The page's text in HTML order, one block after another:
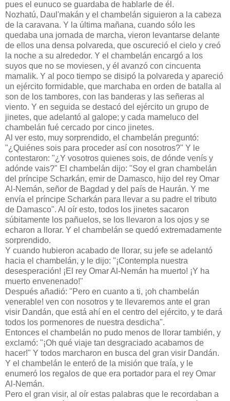
pues el eunuco se guardaba de hablarle de él.
Nozhatú, Daul'makán y el chambelán siguieron a la cabeza
de la caravana. Y la última mañana, cuando sólo les
quedaba una jornada de marcha, vieron levantarse delante
de ellos una densa polvareda, que oscureció el cielo y creó
la noche a su alrededor. Y el chambelán encargó a los
suyos que no se moviesen, y él avanzó con cincuenta
mamalik. Y al poco tiempo se disipó la polvareda y apareció
un ejército formidable, que marchaba en orden de batalla al
son de los tambores, con las banderas y las señeras al
viento. Y en seguida se destacó del ejército un grupo de
jinetes, que adelantó al galope; y cada mameluco del
chambelán fué cercado por cinco jinetes.
Al ver esto, muy sorprendido, el chambelán preguntó:
"¿Quiénes sois para proceder así con nosotros?" Y le
contestaron: "¿Y vosotros quienes sois, de dónde venís y
adónde vais?" El chambelán dijo: "Soy el gran chambelán
del príncipe Scharkán, emir de Damasco, hijo del rey Omar
Al-Nemán, señor de Bagdad y del país de Haurán. Y me
envía el príncipe Scharkán para llevar a su padre el tributo
de Damasco". Al oír esto, todos los jinetes sacaron
súbitamente los pañuelos, se los llevaron a los ojos y se
echaron a llorar. Y el chambelán se quedó extremadamente
sorprendido.
Y cuando hubieron acabado de llorar, su jefe se adelantó
hacia el chambelán, y le dijo: "¡Contempla nuestra
desesperación! ¡El rey Omar Al-Nemán ha muerto! ¡Y ha
muerto envenenado!"
Después añadió: "Pero en cuanto a ti, ¡oh chambelán
venerable! ven con nosotros y te llevaremos ante el gran
visir Dandán, que está ahí en el centro del ejército, y te dará
todos los pormenores de nuestra desdicha".
Entonces el chambelán no pudo menos de llorar también, y
exclamó: "¡Oh qué viaje tan desgraciado acabamos de
hacer!" Y todos marcharon en busca del gran visir Dandán.
Y el chambelán le enteró de la misión que traía, y le
enumeró los regalos de que era portador para el rey Omar
Al-Nemán.
Pero el gran visir, al oír estas palabras que le recordaban a